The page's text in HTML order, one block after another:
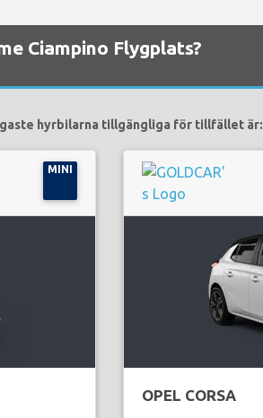
Ciampino Flygplats?
hyrbilarna tillgängliga för tillfället är:
MINI
OPEL CORSA